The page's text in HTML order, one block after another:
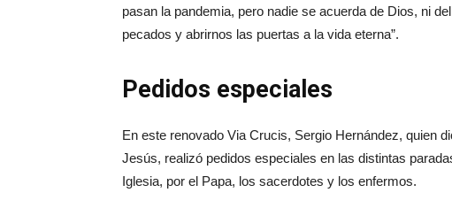
pasan la pandemia, pero nadie se acuerda de Dios, ni
pecados y abrirnos las puertas a la vida eterna”.
Pedidos especiales
En este renovado Via Crucis, Sergio Hernández, quien
Jesús, realizó pedidos especiales en las distintas
Iglesia, por el Papa, los sacerdotes y los enfermos.